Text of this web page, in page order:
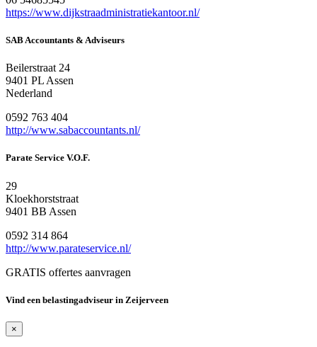
https://www.dijkstraadministratiekantoor.nl/
SAB Accountants & Adviseurs
Beilerstraat 24
9401 PL Assen
Nederland
0592 763 404
http://www.sabaccountants.nl/
Parate Service V.O.F.
29
Kloekhorststraat
9401 BB Assen
0592 314 864
http://www.parateservice.nl/
GRATIS offertes aanvragen
Vind een belastingadviseur in Zeijerveen
×